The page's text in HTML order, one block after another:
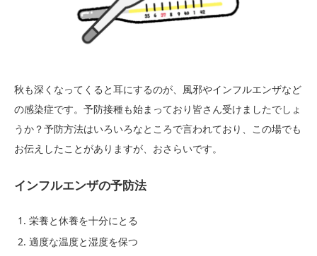
秋も深くなってくると耳にするのが、風邪やインフルエンザなど
の感染症です。予防接種も始まっており皆さん受けましたでしょ
うか？予防方法はいろいろなところで言われており、この場でも
お伝えしたことがありますが、おさらいです。
インフルエンザの予防法
栄養と休養を十分にとる
適度な温度と湿度を保つ